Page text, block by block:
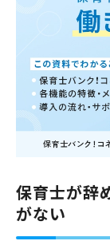
保育士が辞
がない